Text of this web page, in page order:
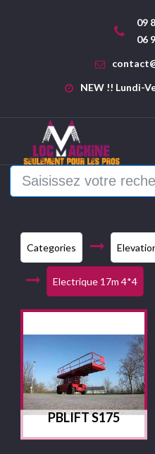
09
06
NEW !! Lundi-
Categories
Electrique 17m 4*4
PBLIFT S175